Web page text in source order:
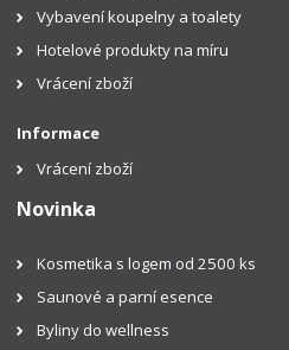
Vybavení koupelny a toalety
Hotelové produkty na míru
Vrácení zboží
Informace
Vrácení zboží
Novinka
Kosmetika s logem od 2500 ks
Saunové a parní esence
Byliny do wellness